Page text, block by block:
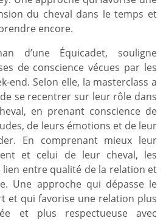
du cheval dans le temps et
encore.
d’une Équicadet, souligne
de conscience vécues par les
end. Selon elle, la masterclass a
se recentrer sur leur rôle dans
en prenant conscience de
de leurs émotions et de leur
En comprenant mieux leur
et celui de leur cheval, les
entre qualité de la relation et
Une approche qui dépasse le
et qui favorise une relation plus
et plus respectueuse avec